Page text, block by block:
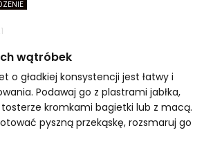
wątróbek
o gładkiej konsystencji jest łatwy i
Podawaj go z plastrami jabłka,
kromkami bagietki lub z macą.
pyszną przekąskę, rozsmaruj go